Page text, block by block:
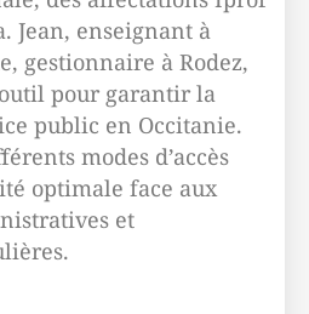
Jean, enseignant à
gestionnaire à Rodez,
pour garantir la
public en Occitanie.
modes d’accès
optimale face aux
et